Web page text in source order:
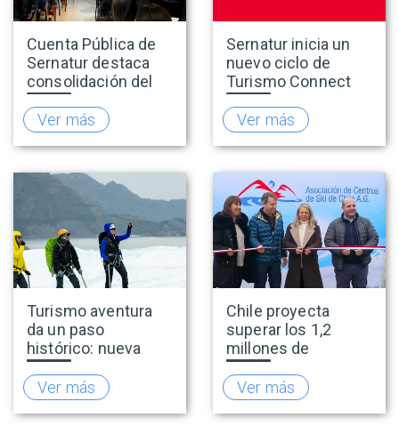
Cuenta Pública de
Sernatur destaca
consolidación del
turismo en 2025 y
presenta hoja de
ruta para fortalecer
la competitividad
del sector
Ver más
Sernatur inicia un
nuevo ciclo de
Turismo Connect
para fortalecer la
inteligencia de
mercado de la
industria turística
Ver más
Turismo aventura
da un paso
histórico: nueva
normativa incorpora
el salto bungee y
refuerza
estándares de
Ver más
Chile proyecta
superar los 1,2
millones de
visitantes y
consolidarse como
la capital del
turismo de nieve del
Ver más